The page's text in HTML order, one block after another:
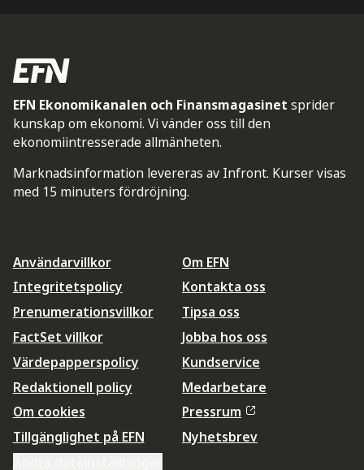
EFN Ekonomikanalen och Finansmagasinet sprider
kunskap om ekonomi. Vi vänder oss till den
ekonomiintresserade allmänheten.
Marknadsinformation levereras av Infront. Kurser visas
med 15 minuters fördröjning.
Användarvillkor
Integritetspolicy
Prenumerationsvillkor
FactSet villkor
Värdepapperspolicy
Redaktionell policy
Om cookies
Tillgänglighet på EFN
Om EFN
Kontakta oss
Tipsa oss
Jobba hos oss
Kundservice
Medarbetare
Pressrum
Nyhetsbrev